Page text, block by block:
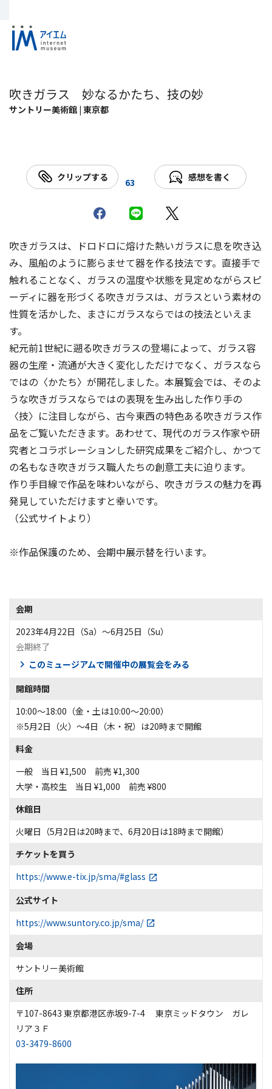
吹きガラス 妙なるかたち、技の妙
サントリー美術館 | 東京都
クリップする 63 感想を書く
吹きガラスは、ドロドロに熔けた熱いガラスに息を吹き込
み、風船のように膨らませて器を作る技法です。直接手で
触れることなく、ガラスの温度や状態を見定めながらスピ
ーディに器を形づくる吹きガラスは、ガラスという素材の
性質を活かした、まさにガラスならではの技法といえま
す。
紀元前1世紀に遡る吹きガラスの登場によって、ガラス容
器の生産・流通が大きく変化しただけでなく、ガラスなら
ではの〈かたち〉が開花しました。本展覧会では、そのよ
うな吹きガラスならではの表現を生み出した作り手の
〈技〉に注目しながら、古今東西の特色ある吹きガラス作
品をご覧いただきます。あわせて、現代のガラス作家や研
究者とコラボレーションした研究成果をご紹介し、かつて
の名もなき吹きガラス職人たちの創意工夫に迫ります。
作り手目線で作品を味わいながら、吹きガラスの魅力を再
発見していただけますと幸いです。
（公式サイトより）
※作品保護のため、会期中展示替を行います。
会期
2023年4月22日（Sa）〜6月25日（Su）
会期終了
このミュージアムで開催中の展覧会をみる
開館時間
10:00～18:00（金・土は10:00～20:00）
※5月2日（火）～4日（木・祝）は20時まで開館
料金
一般 当日 ¥1,500 前売 ¥1,300
大学・高校生 当日 ¥1,000 前売 ¥800
休館日
火曜日（5月2日は20時まで、6月20日は18時まで開館）
チケットを買う
https://www.e-tix.jp/sma/#glass
公式サイト
https://www.suntory.co.jp/sma/
会場
サントリー美術館
住所
〒107-8643 東京都港区赤坂9-7-4 東京ミッドタウン ガレ
リア３Ｆ
03-3479-8600